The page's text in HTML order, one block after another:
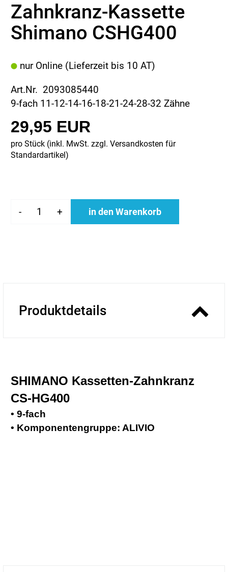
Zahnkranz-Kassette
Shimano CSHG400
nur Online (Lieferzeit bis 10 AT)
Art.Nr. 2093085440
9-fach 11-12-14-16-18-21-24-28-32 Zähne
29,95 EUR
pro Stück (inkl. MwSt. zzgl. Versandkosten für
Standardartikel)
- + in den Warenkorb
Produktdetails
SHIMANO Kassetten-Zahnkranz
CS-HG400
• 9-fach
• Komponentengruppe: ALIVIO